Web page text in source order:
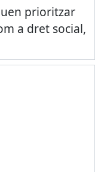
prioritzar
a dret social,